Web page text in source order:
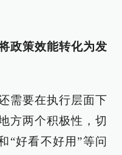
政策效能转化为发
需要在执行层面下
方两个积极性，切
“好看不好用”等问